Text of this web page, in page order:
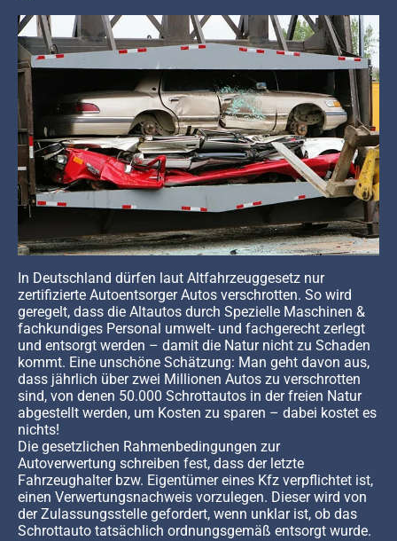
In Deutschland dürfen laut Altfahrzeuggesetz nur
zertifizierte Autoentsorger Autos verschrotten. So wird
geregelt, dass die Altautos durch Spezielle Maschinen &
fachkundiges Personal umwelt- und fachgerecht zerlegt
und entsorgt werden – damit die Natur nicht zu Schaden
kommt. Eine unschöne Schätzung: Man geht davon aus,
dass jährlich über zwei Millionen Autos zu verschrotten
sind, von denen 50.000 Schrottautos in der freien Natur
abgestellt werden, um Kosten zu sparen – dabei kostet es
nichts!
Die gesetzlichen Rahmenbedingungen zur
Autoverwertung schreiben fest, dass der letzte
Fahrzeughalter bzw. Eigentümer eines Kfz verpflichtet ist,
einen Verwertungsnachweis vorzulegen. Dieser wird von
der Zulassungsstelle gefordert, wenn unklar ist, ob das
Schrottauto tatsächlich ordnungsgemäß entsorgt wurde.